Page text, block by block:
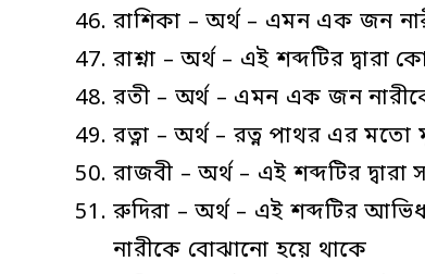
রাশিকা – অর্থ – এমন এক জন
রাশ্না – অর্থ – এই শব্দটির
রতী – অর্থ – এমন এক জন
রত্না – অর্থ – রত্ন পাথর এর
রাজবী – অর্থ – এই শব্দটির
রুদিরা – অর্থ – এই শব্দটির
নারীকে বোঝানো হয়ে থাকে